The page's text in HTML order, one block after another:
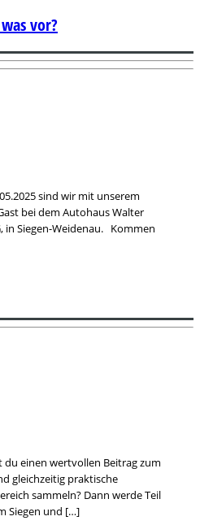
sind wir mit unserem
bei dem Autohaus Walter
in Siegen-Weidenau. Kommen
vor?
du einen wertvollen Beitrag zum
gleichzeitig praktische
sammeln? Dann werde Teil
Siegen und […]